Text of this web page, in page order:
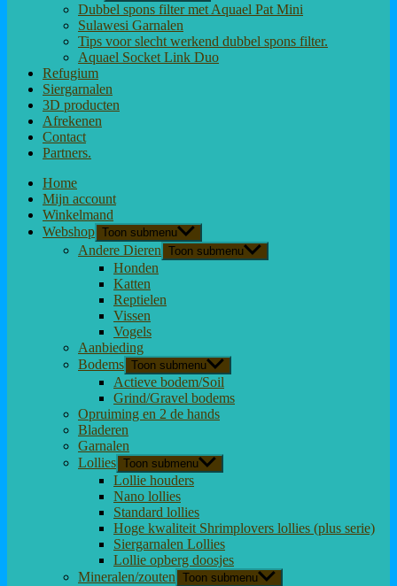
Dubbel spons filter met Aquael Pat Mini
Sulawesi Garnalen
Tips voor slecht werkend dubbel spons filter.
Aquael Socket Link Duo
Refugium
Siergarnalen
3D producten
Afrekenen
Contact
Partners.
Home
Mijn account
Winkelmand
Webshop Toon submenu
Andere Dieren Toon submenu
Honden
Katten
Reptielen
Vissen
Vogels
Aanbieding
Bodems Toon submenu
Actieve bodem/Soil
Grind/Gravel bodems
Opruiming en 2 de hands
Bladeren
Garnalen
Lollies Toon submenu
Lollie houders
Nano lollies
Standard lollies
Hoge kwaliteit Shrimplovers lollies (plus serie)
Siergarnalen Lollies
Lollie opberg doosjes
Mineralen/zouten Toon submenu